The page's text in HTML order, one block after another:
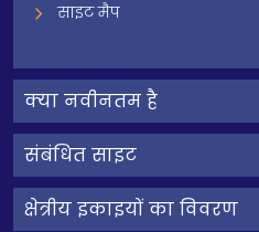
साइट मैप
क्‍या नवीनतम है
संबंधित साइट
क्षेत्रीय इकाइयों का विवरण